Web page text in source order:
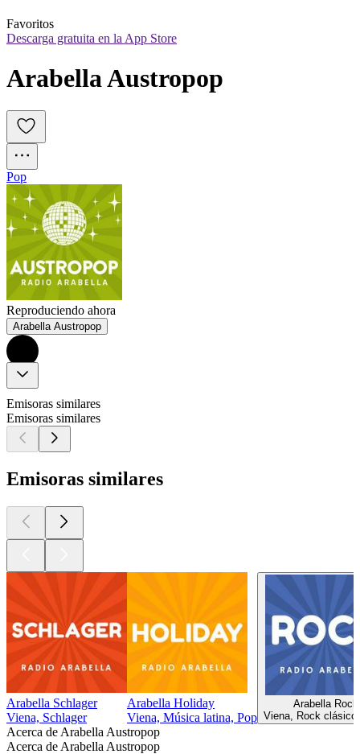
Favoritos
Descarga gratuita en la App Store
Arabella Austropop
Pop
Reproduciendo ahora
Arabella Austropop
Emisoras similares
Emisoras similares
Emisoras similares
Arabella Schlager
Viena, Schlager
Arabella Holiday
Viena, Música latina, Pop
Arabella Rock
Viena, Rock
Acerca de Arabella Austropop
Acerca de Arabella Austropop